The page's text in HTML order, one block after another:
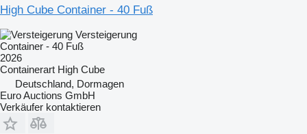
High Cube Container - 40 Fuß
Versteigerung
Container - 40 Fuß
2026
Containerart High Cube
Deutschland, Dormagen
Euro Auctions GmbH
Verkäufer kontaktieren